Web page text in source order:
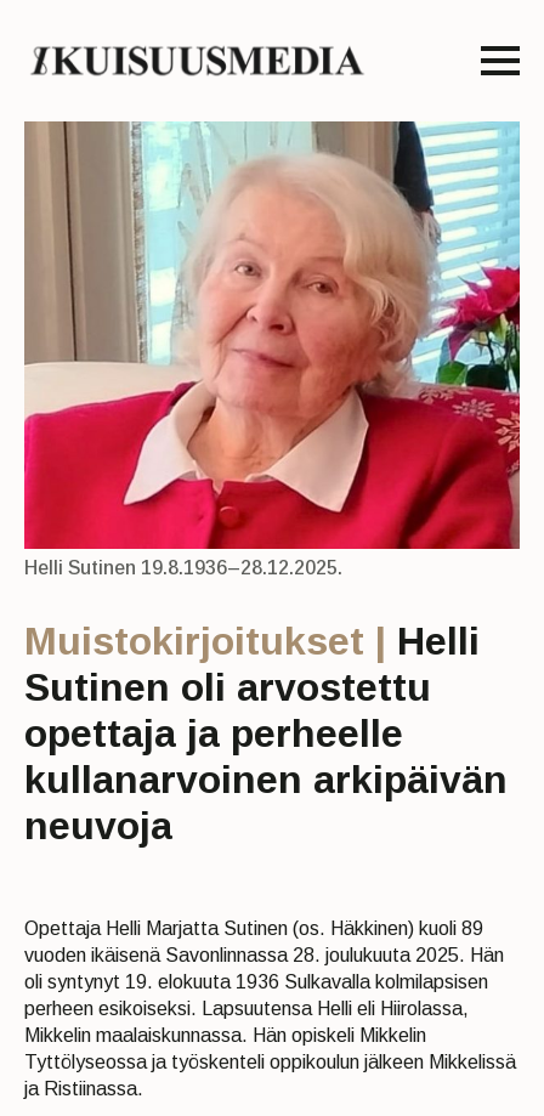
Helli Sutinen 19.8.1936–28.12.2025.
Muistokirjoitukset | Helli
Sutinen oli arvostettu
opettaja ja perheelle
kullanarvoinen arkipäivän
neuvoja
Opettaja Helli Marjatta Sutinen (os. Häkkinen) kuoli 89
vuoden ikäisenä Savonlinnassa 28. joulukuuta 2025. Hän
oli syntynyt 19. elokuuta 1936 Sulkavalla kolmilapsisen
perheen esikoiseksi. Lapsuutensa Helli eli Hiirolassa,
Mikkelin maalaiskunnassa. Hän opiskeli Mikkelin
Tyttölyseossa ja työskenteli oppikoulun jälkeen Mikkelissä
ja Ristiinassa.